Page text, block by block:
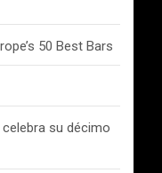
50 Best Bars
celebra su décimo